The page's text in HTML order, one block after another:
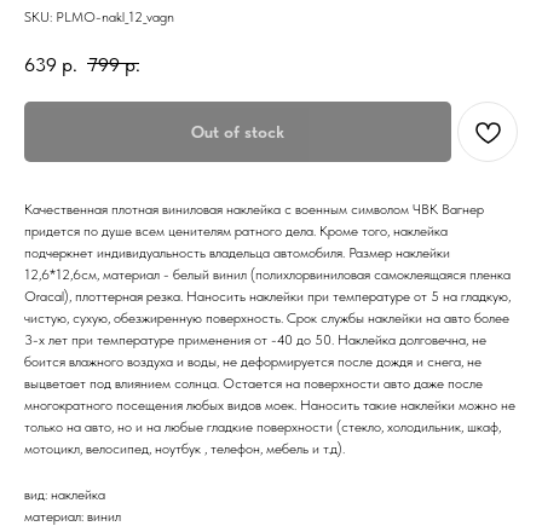
SKU: PLMO-nakl_12_vagn
639 р. 799 р.
Out of stock
Качественная плотная виниловая наклейка с военным символом ЧВК Вагнер
придется по душе всем ценителям ратного дела. Кроме того, наклейка
подчеркнет индивидуальность владельца автомобиля. Размер наклейки
12,6*12,6см, материал - белый винил (полихлорвиниловая самоклеящаяся пленка
Oracal), плоттерная резка. Наносить наклейки при температуре от 5 на гладкую,
чистую, сухую, обезжиренную поверхность. Срок службы наклейки на авто более
3-х лет при температуре применения от -40 до 50. Наклейка долговечна, не
боится влажного воздуха и воды, не деформируется после дождя и снега, не
выцветает под влиянием солнца. Остается на поверхности авто даже после
многократного посещения любых видов моек. Наносить такие наклейки можно не
только на авто, но и на любые гладкие поверхности (стекло, холодильник, шкаф,
мотоцикл, велосипед, ноутбук , телефон, мебель и т.д).
вид: наклейка
материал: винил